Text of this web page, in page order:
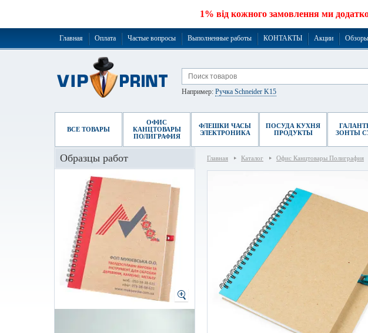
1% від кожного замовлення ми
Главная Оплата Частые вопросы Выполненные работы КОНТАКТЫ Акции Обзоры
Например: Ручка Schneider K15
ВСЕ ТОВАРЫ
ОФИС
КАНЦТОВАРЫ
ПОЛИГРАФИЯ
ФЛЕШКИ ЧАСЫ
ЭЛЕКТРОНИКА
ПОСУДА КУХНЯ
ПРОДУКТЫ
ЗОНТЫ
Главная Каталог Офис Канцтовары Полиграфия
Образцы работ